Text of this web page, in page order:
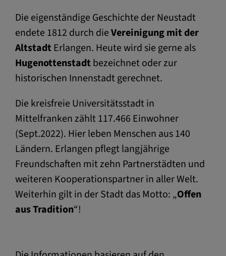
Die eigenständige Geschichte der Neustadt
endete 1812 durch dieVereinigung mit der
AltstadtErlangen. Heute wird sie gerne als
Hugenottenstadtbezeichnet oder zur
historischen Innenstadt gerechnet.
Die kreisfreie Universitätsstadt in
Mittelfranken zählt 117.466 Einwohner
(Sept.2022). Hier leben Menschen aus 140
Ländern. Erlangen pflegt langjährige
Freundschaften mit zehn Partnerstädten und
weiteren Kooperationspartner in aller Welt.
Weiterhin gilt in der Stadt das Motto: „Offen
aus Tradition“!